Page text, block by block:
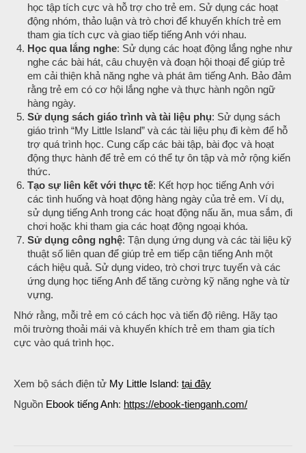
học tập tích cực và hỗ trợ cho trẻ em. Sử dụng các hoạt
động nhóm, thảo luận và trò chơi để khuyến khích trẻ em
tham gia tích cực và giao tiếp tiếng Anh với nhau.
Học qua lắng nghe: Sử dụng các hoạt động lắng nghe như
nghe các bài hát, câu chuyện và đoạn hội thoại để giúp trẻ
em cải thiện khả năng nghe và phát âm tiếng Anh. Bảo đảm
rằng trẻ em có cơ hội lắng nghe và thực hành ngôn ngữ
hàng ngày.
Sử dụng sách giáo trình và tài liệu phụ: Sử dụng sách
giáo trình “My Little Island” và các tài liệu phụ đi kèm để hỗ
trợ quá trình học. Cung cấp các bài tập, bài đọc và hoạt
động thực hành để trẻ em có thể tự ôn tập và mở rộng kiến
thức.
Tạo sự liên kết với thực tế: Kết hợp học tiếng Anh với
các tình huống và hoạt động hàng ngày của trẻ em. Ví dụ,
sử dụng tiếng Anh trong các hoạt động nấu ăn, mua sắm, đi
chơi hoặc khi tham gia các hoạt động ngoại khóa.
Sử dụng công nghệ: Tận dụng ứng dụng và các tài liệu kỹ
thuật số liên quan để giúp trẻ em tiếp cận tiếng Anh một
cách hiệu quả. Sử dụng video, trò chơi trực tuyến và các
ứng dụng học tiếng Anh để tăng cường kỹ năng nghe và từ
vựng.
Nhớ rằng, mỗi trẻ em có cách học và tiến độ riêng. Hãy tạo
môi trường thoải mái và khuyến khích trẻ em tham gia tích
cực vào quá trình học.
Xem bộ sách điện tử My Little Island: tại đây
Nguồn Ebook tiếng Anh: https://ebook-tienganh.com/